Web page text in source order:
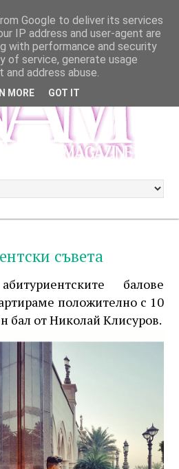
съвета
балове
положително с 10
бал от Николай Клисуров.
Google to deliver its services
IP address and user-agent are
with performance and security
of service, generate usage
address abuse.
MORE GOT IT